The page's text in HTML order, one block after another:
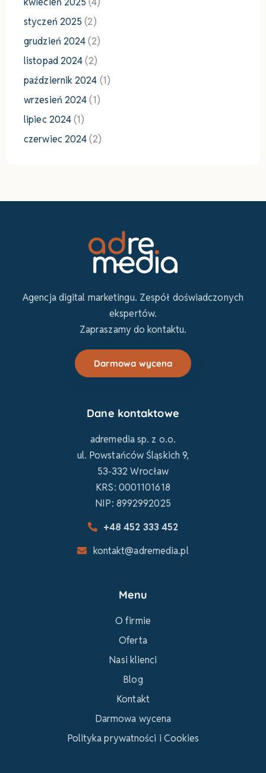
styczeń 2025 (2)
grudzień 2024(2)
listopad 2024(2)
październik 2024 (1)
wrzesień 2024(1)
lipiec 2024(1)
czerwiec 2024(2)
Agencja digital marketingu. Zespół doświadczonych
ekspertów.
Zapraszamy do kontaktu.
Darmowa wycena
Dane kontaktowe
adremedia sp. z o.o.
ul. Powstańców Śląskich 9,
53-332 Wrocław
KRS: 0001101618
NIP: 8992992025
+48 452 333 452
kontakt@adremedia.pl
Menu
O firmie
Oferta
Nasi klienci
Blog
Kontakt
Darmowa wycena
Polityka prywatności i Cookies